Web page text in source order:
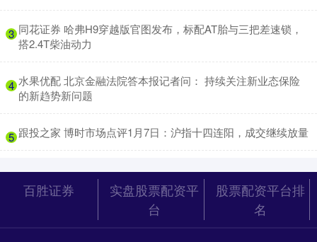
3 ​同花证券 哈弗H9穿越版官图发布，标配AT胎与三把差速锁，
搭2.4T柴油动力
4 ​水果优配 北京金融法院答本报记者问： 持续关注新业态保险
的新趋势新问题
5 ​跟投之家 博时市场点评1月7日：沪指十四连阳，成交继续放量
百胜证券
实盘股票配资平
台
股票配资平台排
名